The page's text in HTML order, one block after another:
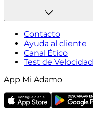
Contacto
Ayuda al cliente
Canal Ético
Test de Velocidad
App Mi Adamo